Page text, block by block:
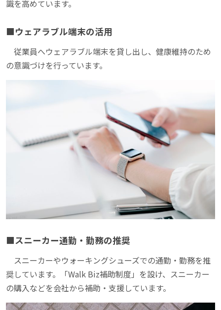
識を高めています。
■ウェアラブル端末の活用
従業員へウェアラブル端末を貸し出し、健康維持のため
の意識づけを行っています。
■スニーカー通勤・勤務の推奨
スニーカーやウォーキングシューズでの通勤・勤務を推
奨しています。「Walk Biz補助制度」を設け、スニーカー
の購入などを会社から補助・支援しています。